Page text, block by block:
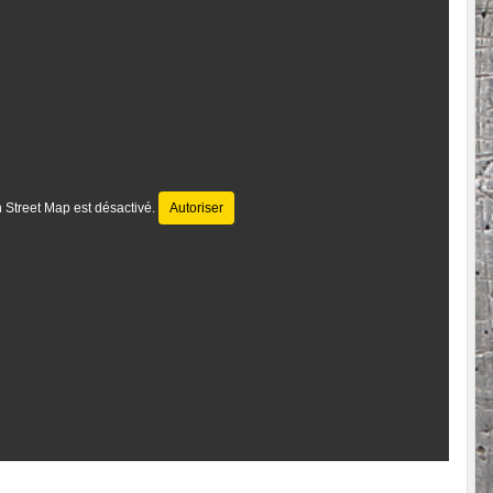
Street Map est désactivé. Autoriser